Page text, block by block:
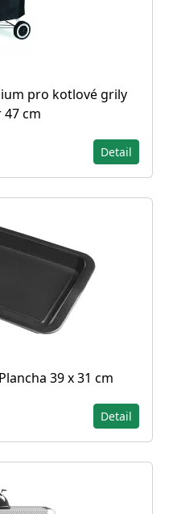
pro kotlové grily
47 cm
Detail
39 x 31 cm
Detail